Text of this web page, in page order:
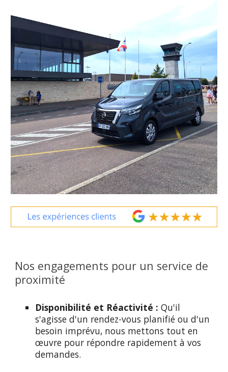
Nos engagements pour un service de
proximité
Disponibilité et Réactivité : Qu'il
s'agisse d'un rendez-vous planifié ou d'un
besoin imprévu, nous mettons tout en
œuvre pour répondre rapidement à vos
demandes.